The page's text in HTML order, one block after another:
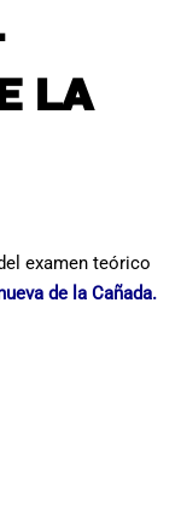
LA
examen teórico
de la Cañada.